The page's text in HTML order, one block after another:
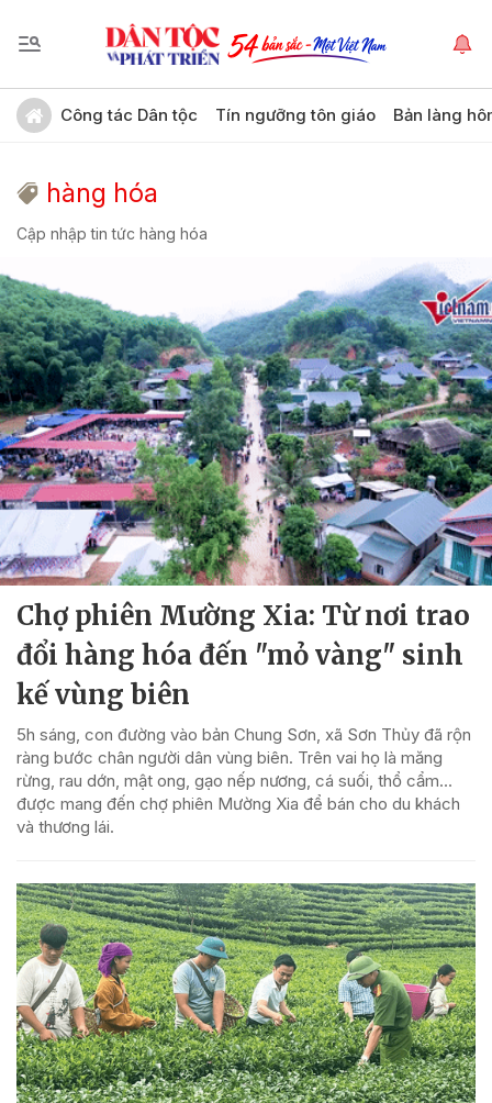
Công tác Dân tộc Tín ngưỡng tôn giáo Bản làng
hàng hóa
Cập nhập tin tức hàng hóa
Chợ phiên Mường Xia: Từ nơi trao
đổi hàng hóa đến "mỏ vàng" sinh
kế vùng biên
5h sáng, con đường vào bản Chung Sơn, xã Sơn Thủy đã rộn
ràng bước chân người dân vùng biên. Trên vai họ là măng
rừng, rau dớn, mật ong, gạo nếp nương, cá suối, thổ cẩm…
được mang đến chợ phiên Mường Xia để bán cho du khách
và thương lái.